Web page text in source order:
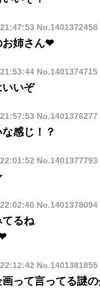
No.1401372458
お姉さん❤
No.1401374715
いぞ
No.1401376277
感じ！？
No.1401377793
No.1401378094
るね
No.1401381855
って言ってる謎